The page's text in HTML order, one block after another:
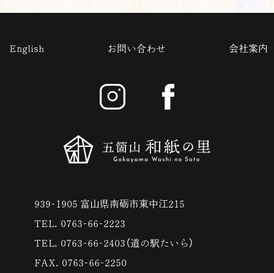
939-1905 富山県南砺市東中江215
TEL. 0763-66-2223
TEL. 0763-66-2403（道の駅たいら）
FAX. 0763-66-2250
English お問い合わせ 会社案内